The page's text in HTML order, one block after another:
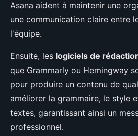
Asana aident à maintenir une
une communication claire entre
l'équipe.
Ensuite, les logiciels de
que Grammarly ou Hemingway
pour produire un contenu de
améliorer la grammaire, le style
textes, garantissant ainsi un
professionnel.